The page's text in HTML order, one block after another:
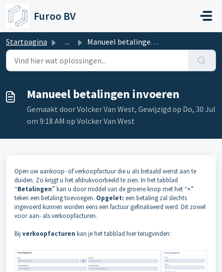
Doorgaan naar hoofdinhoud
Furoo BV
Startpagina ... Manueel betalingen invoeren
Manueel betalingen invoeren
Gemaakt door Volcker Van West, Gewijzigd op Do, 30 Jul
om 9:18 AM op Volcker Van West
Open uw aankoop- of verkoopfactuur die u als betaald wenst aan te
duiden. Zo krijgt u het afdrukvoorbeeld te zien. In het tabblad
“Betalingen” kan u door middel van de groene knop met het “+”
teken een betaling toevoegen. Opgelet: een betaling zal slechts
ingevoerd kunnen worden eens een factuur gefinaliseerd werd. Dit zowel
voor aan- als verkoopfacturen.
Bij verkoopfacturen kan je het tabblad hier terugvinden: